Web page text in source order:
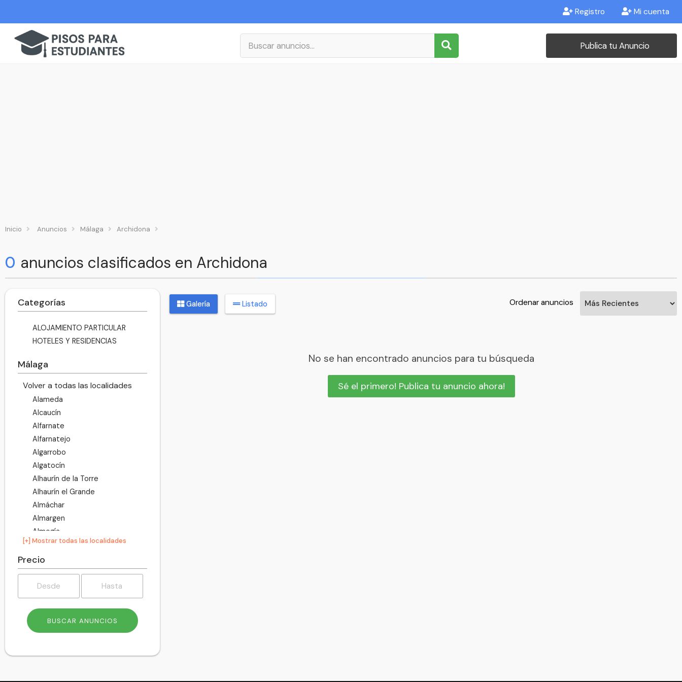
Registro Mi cuenta
Publica tu Anuncio
Inicio Anuncios Málaga Archidona
0 anuncios clasificados en Archidona
Categorías
ALOJAMIENTO PARTICULAR
HOTELES Y RESIDENCIAS
Málaga
Volver a todas las localidades
Alameda
Alcaucín
Alfarnate
Alfarnatejo
Algarrobo
Algatocín
Alhaurín de la Torre
Alhaurín el Grande
Almáchar
Almargen
Almogía
Álora
Alozaina
Alpandeire
Antequera
Árchez
Archidona
Ardales
[+] Mostrar todas las localidades
Precio
Galería Listado Ordenar anuncios
No se han encontrado anuncios para tu búsqueda
Sé el primero! Publica tu anuncio ahora!